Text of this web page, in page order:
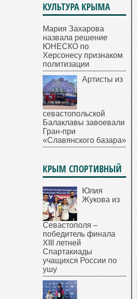
КУЛЬТУРА КРЫМА
Мария Захарова
назвала решение
ЮНЕСКО по
Херсонесу признаком
политизации
Артисты из
севастопольской
Балаклавы завоевали
Гран-при
«Славянского базара»
КРЫМ СПОРТИВНЫЙ
Юлия
Жукова из
Севастополя –
победитель финала
XIII летней
Спартакиады
учащихся России по
ушу